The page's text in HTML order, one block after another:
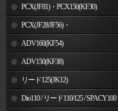
PCX(JF81)・PCX150(KF30)
PCX(JF28/JF56)・
PCX150(KF12/KF18)
ADV160(KF54)
ADV150(KF38)
リード125(JK12)
Dio110 / リード110/125 / SPACY100